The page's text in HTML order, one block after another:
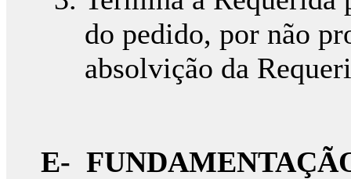
do pedido, por não
absolvição da
E-